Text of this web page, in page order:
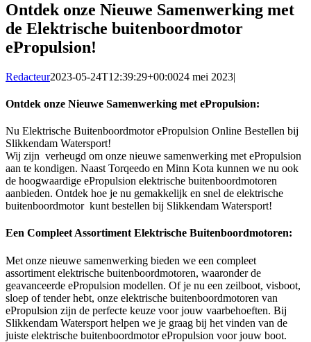
Ontdek onze Nieuwe Samenwerking met
de Elektrische buitenboordmotor
ePropulsion!
Redacteur2023-05-24T12:39:29+00:0024 mei 2023|
Ontdek onze Nieuwe Samenwerking met ePropulsion:
Nu Elektrische Buitenboordmotor ePropulsion Online Bestellen bij
Slikkendam Watersport!
Wij zijn verheugd om onze nieuwe samenwerking met ePropulsion
aan te kondigen. Naast Torqeedo en Minn Kota kunnen we nu ook
de hoogwaardige ePropulsion elektrische buitenboordmotoren
aanbieden. Ontdek hoe je nu gemakkelijk en snel de elektrische
buitenboordmotor kunt bestellen bij Slikkendam Watersport!
Een Compleet Assortiment Elektrische Buitenboordmotoren:
Met onze nieuwe samenwerking bieden we een compleet
assortiment elektrische buitenboordmotoren, waaronder de
geavanceerde ePropulsion modellen. Of je nu een zeilboot, visboot,
sloep of tender hebt, onze elektrische buitenboordmotoren van
ePropulsion zijn de perfecte keuze voor jouw vaarbehoeften. Bij
Slikkendam Watersport helpen we je graag bij het vinden van de
juiste elektrische buitenboordmotor ePropulsion voor jouw boot.